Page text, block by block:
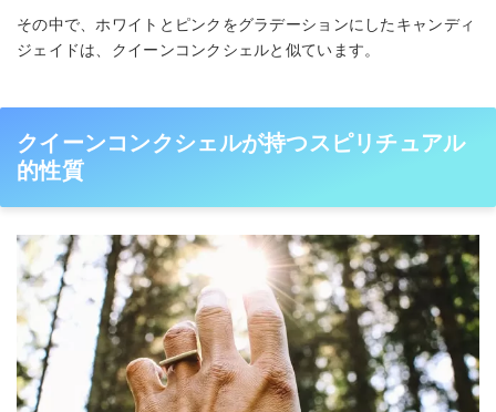
その中で、ホワイトとピンクをグラデーションにしたキャンディ
ジェイドは、クイーンコンクシェルと似ています。
クイーンコンクシェルが持つスピリチュアル
的性質